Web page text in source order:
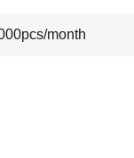
month